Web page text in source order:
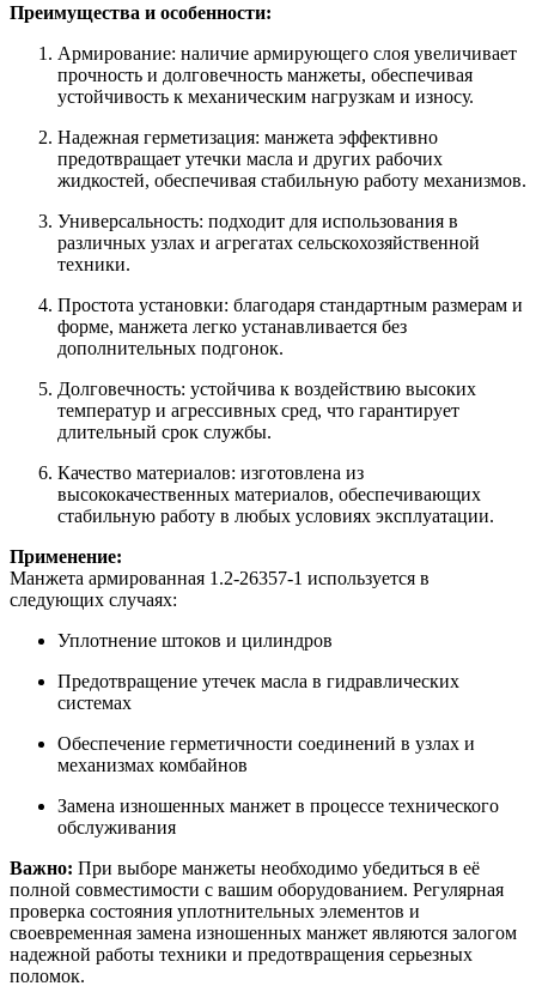
Преимущества и особенности:
Армирование: наличие армирующего слоя увеличивает
прочность и долговечность манжеты, обеспечивая
устойчивость к механическим нагрузкам и износу.
Надежная герметизация: манжета эффективно
предотвращает утечки масла и других рабочих
жидкостей, обеспечивая стабильную работу механизмов.
Универсальность: подходит для использования в
различных узлах и агрегатах сельскохозяйственной
техники.
Простота установки: благодаря стандартным размерам и
форме, манжета легко устанавливается без
дополнительных подгонок.
Долговечность: устойчива к воздействию высоких
температур и агрессивных сред, что гарантирует
длительный срок службы.
Качество материалов: изготовлена из
высококачественных материалов, обеспечивающих
стабильную работу в любых условиях эксплуатации.
Применение:
Манжета армированная 1.2-26357-1 используется в
следующих случаях:
Уплотнение штоков и цилиндров
Предотвращение утечек масла в гидравлических
системах
Обеспечение герметичности соединений в узлах и
механизмах комбайнов
Замена изношенных манжет в процессе технического
обслуживания
Важно: При выборе манжеты необходимо убедиться в её
полной совместимости с вашим оборудованием. Регулярная
проверка состояния уплотнительных элементов и
своевременная замена изношенных манжет являются залогом
надежной работы техники и предотвращения серьезных
поломок.